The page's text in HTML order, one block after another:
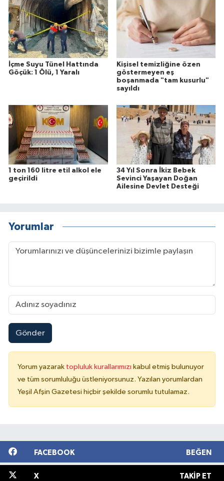
İçme Suyu Tünel Hattında
Göçük: 1 Ölü, 1 Yaralı
Kişisel temizliğine özen
göstermeyen eş
boşanmada "tam kusurlu"
sayıldı
1 ton 160 litre etil alkol ele
geçirildi
34 Yıl Sonra İkiz Bebek
Sevinci Yaşayan Doğan
Ailesine Devlet Desteği
Yorumlar
Gönder
Yorum yazarak topluluk kurallarımızı kabul etmiş bulunuyor
ve tüm sorumluluğu üstleniyorsunuz. Yazılan yorumlardan
Yeşil Afşin Gazetesi hiçbir şekilde sorumlu tutulamaz.
FACEBOOK BEĞEN
X TAKIP ET